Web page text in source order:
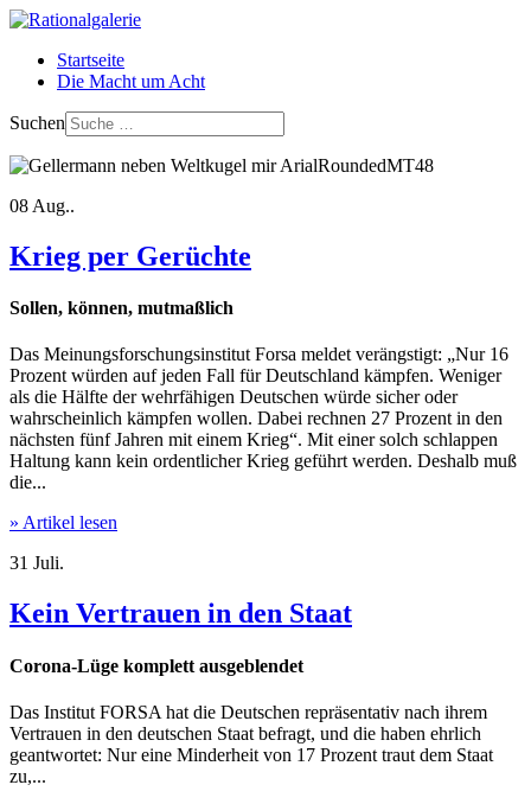
Startseite
Die Macht um Acht
Suchen
08 Aug..
Krieg per Gerüchte
Sollen, können, mutmaßlich
Das Meinungsforschungsinstitut Forsa meldet verängstigt: „Nur 16
Prozent würden auf jeden Fall für Deutschland kämpfen. Weniger
als die Hälfte der wehrfähigen Deutschen würde sicher oder
wahrscheinlich kämpfen wollen. Dabei rechnen 27 Prozent in den
nächsten fünf Jahren mit einem Krieg“. Mit einer solch schlappen
Haltung kann kein ordentlicher Krieg geführt werden. Deshalb muß
die...
» Artikel lesen
31 Juli.
Kein Vertrauen in den Staat
Corona-Lüge komplett ausgeblendet
Das Institut FORSA hat die Deutschen repräsentativ nach ihrem
Vertrauen in den deutschen Staat befragt, und die haben ehrlich
geantwortet: Nur eine Minderheit von 17 Prozent traut dem Staat
zu,...